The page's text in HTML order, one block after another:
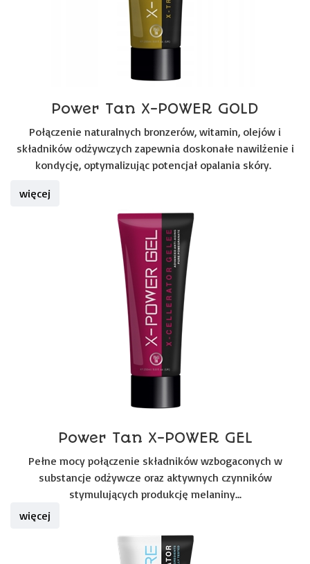
Power Tan X-POWER GOLD
Połączenie naturalnych bronzerów, witamin, olejów i
składników odżywczych zapewnia doskonałe nawilżenie i
kondycję, optymalizując potencjał opalania skóry.
więcej
Power Tan X-POWER GEL
Pełne mocy połączenie składników wzbogaconych w
substancje odżywcze oraz aktywnych czynników
stymulujących produkcję melaniny...
więcej